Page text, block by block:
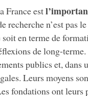
France est
recherche n’est pas
en terme de
de long-
publics et, dans
Leurs moyens
fondations ont leurs